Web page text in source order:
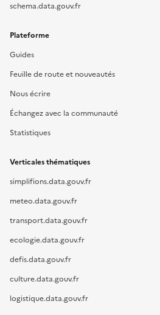
schema.data.gouv.fr
Plateforme
Guides
Feuille de route et nouveautés
Nous écrire
Échangez avec la communauté
Statistiques
Verticales thématiques
simplifions.data.gouv.fr
meteo.data.gouv.fr
transport.data.gouv.fr
ecologie.data.gouv.fr
defis.data.gouv.fr
culture.data.gouv.fr
logistique.data.gouv.fr